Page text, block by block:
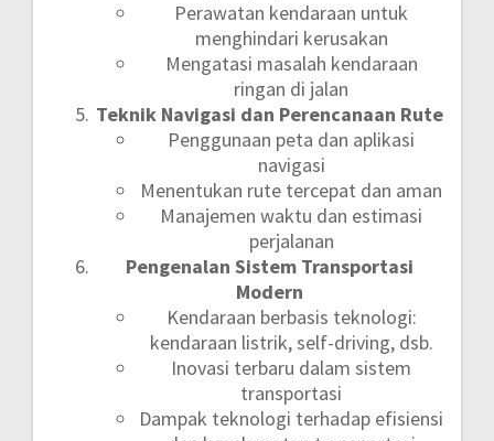
Perawatan kendaraan untuk
menghindari kerusakan
Mengatasi masalah kendaraan
ringan di jalan
Teknik Navigasi dan Perencanaan Rute
Penggunaan peta dan aplikasi
navigasi
Menentukan rute tercepat dan aman
Manajemen waktu dan estimasi
perjalanan
Pengenalan Sistem Transportasi
Modern
Kendaraan berbasis teknologi:
kendaraan listrik, self-driving, dsb.
Inovasi terbaru dalam sistem
transportasi
Dampak teknologi terhadap efisiensi